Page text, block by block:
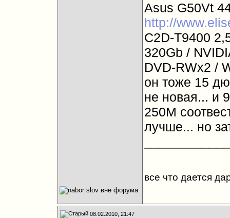
Asus G50Vt
http://
C2D-T9400
320Gb /
DVD-RWx2 /
он тоже 15
не новая... и
250M
лучше... но
все что дается
08.02.2010, 21:47